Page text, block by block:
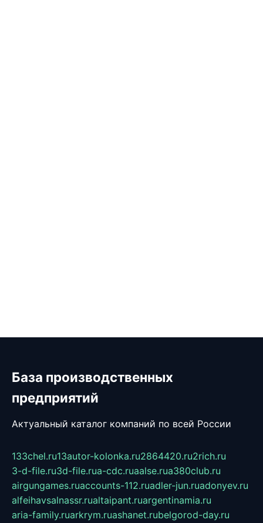
База производственных
предприятий
Актуальный каталог компаний по всей России
133chel.ru13autor-kolonka.ru2864420.ru2rich.ru
3-d-file.ru3d-file.rua-cdc.ruaalse.rua380club.ru
airgungames.ruaccounts-112.ruadler-jun.ruadonyev.ru
alfeihavsalnassr.rualtaipant.ruargentinamia.ru
aria-family.ruarkrym.ruashanet.rubelgorod-day.ru